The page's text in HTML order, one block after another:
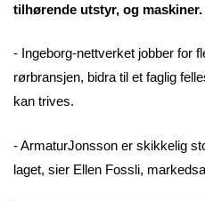
tilhørende utstyr, og maskiner.
- Ingeborg-nettverket jobber for
rørbransjen, bidra til et faglig
kan trives.
- ArmaturJonsson er skikkelig
laget, sier Ellen Fossli,